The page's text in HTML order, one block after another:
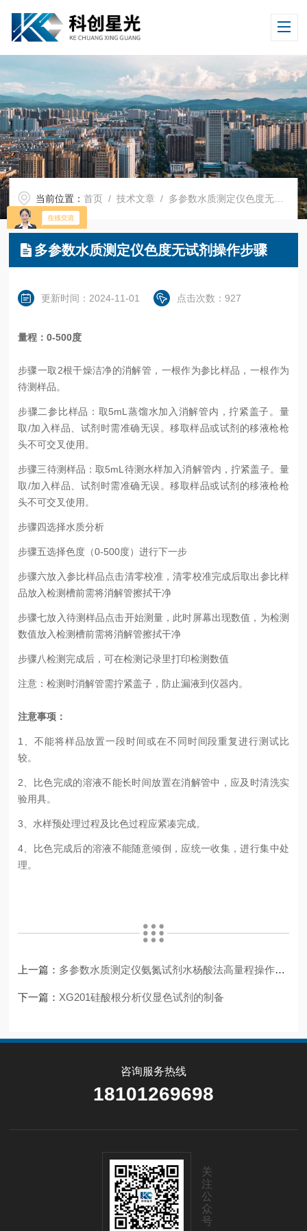
当前位置：首页 /技术文章 / 多参数水质测定仪色度无试剂操作步骤
多参数水质测定仪色度无试剂操作步骤
更新时间：2024-11-01 点击次数：927
量程：0-500度
步骤一取2根干燥洁净的消解管，一根作为参比样品，一根作为
待测样品。
步骤二参比样品：取5mL蒸馏水加入消解管内，拧紧盖子。量
取/加入样品、试剂时需准确无误。移取样品或试剂的移液枪枪
头不可交叉使用。
步骤三待测样品：取5mL待测水样加入消解管内，拧紧盖子。量
取/加入样品、试剂时需准确无误。移取样品或试剂的移液枪枪
头不可交叉使用。
步骤四选择水质分析
步骤五选择色度（0-500度）进行下一步
步骤六放入参比样品点击清零校准，清零校准完成后取出参比样
品放入检测槽前需将消解管擦拭干净
步骤七放入待测样品点击开始测量，此时屏幕出现数值，为检测
数值放入检测槽前需将消解管擦拭干净
步骤八检测完成后，可在检测记录里打印检测数值
注意：检测时消解管需拧紧盖子，防止漏液到仪器内。
注意事项：
1、不能将样品放置一段时间或在不同时间段重复进行测试比
较。
2、比色完成的溶液不能长时间放置在消解管中，应及时清洗实
验用具。
3、水样预处理过程及比色过程应紧凑完成。
4、比色完成后的溶液不能随意倾倒，应统一收集，进行集中处
理。
上一篇： 多参数水质测定仪氨氮试剂水杨酸法高量程操作步骤
下一篇： XG201硅酸根分析仪显色试剂的制备
咨询服务热线
18101269698
关
注
公
众
号